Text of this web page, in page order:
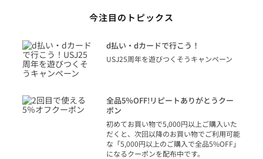
今注目のトピックス
d払い・dカードで行こう！
USJ25周年を遊びつくそうキャンペーン
全品5％OFF!リピートありがとうクー
ポン
初めてお買い物で5,000円以上ご購入いた
だくと、次回以降のお買い物でご利用可能
な「5,000円以上のご購入で全品5%OFF」
になるクーポンを配布中です。